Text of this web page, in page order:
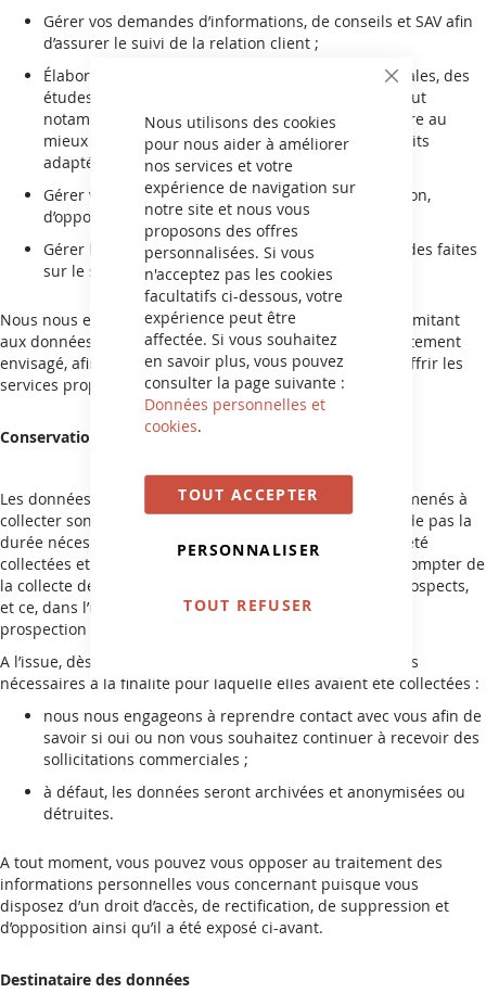
CLOSE
COOKIE
BAR
Nous utilisons des cookies
pour nous aider à améliorer
nos services et votre
expérience de navigation sur
notre site et nous vous
proposons des offres
personnalisées. Si vous
n'acceptez pas les cookies
facultatifs ci-dessous, votre
expérience peut être
affectée. Si vous souhaitez
en savoir plus, vous pouvez
consulter la page suivante :
Données personnelles et
cookies.
TOUT ACCEPTER
PERSONNALISER
TOUT REFUSER
Gérer vos demandes d’informations, de conseils et SAV afin
d’assurer le suivi de la relation client ;
Élaborer des reporting, des statistiques commerciales, des
études de marché et de comportements, dans le but
notamment d’améliorer nos produits et de répondre au
mieux à vos attentes en vous proposant des produits
adaptés à vos besoins ;
Gérer vos demandes de droit d’accès, de rectification,
d’opposition de vos données ;
Gérer la facturation et la livraison de vos commandes faites
sur le site.
Nous nous engageons à collecter vos données en nous limitant
aux données strictement nécessaires à la finalité du traitement
envisagé, afin de pouvoir traiter vos demandes et vous offrir les
services proposés sur notre site Internet.
Conservation des données
Les données à caractère personnel que nous sommes amenés à
collecter sont conservées pendant une durée qui n’excède pas la
durée nécessaire aux finalités pour lesquelles elles ont été
collectées et au maximum pour une durée de : 3 ans à compter de
la collecte de données ou du dernier contact pour les prospects,
et ce, dans l’un et l’autre cas, uniquement à des fins de
prospection commerciale.
A l’issue, dès lors que les données collectées ne sont plus
nécessaires à la finalité pour laquelle elles avaient été collectées :
nous nous engageons à reprendre contact avec vous afin de
savoir si oui ou non vous souhaitez continuer à recevoir des
sollicitations commerciales ;
à défaut, les données seront archivées et anonymisées ou
détruites.
A tout moment, vous pouvez vous opposer au traitement des
informations personnelles vous concernant puisque vous
disposez d’un droit d’accès, de rectification, de suppression et
d’opposition ainsi qu’il a été exposé ci-avant.
Destinataire des données